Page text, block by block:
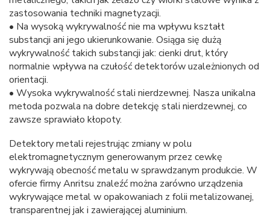
zastosowania techniki magnetyzacji.
• Na wysoką wykrywalność nie ma wpływu kształt
substancji ani jego ukierunkowanie. Osiąga się dużą
wykrywalność takich substancji jak: cienki drut, który
normalnie wpływa na czułość detektorów uzależnionych od
orientacji.
• Wysoka wykrywalność stali nierdzewnej. Nasza unikalna
metoda pozwala na dobre detekcję stali nierdzewnej, co
zawsze sprawiało kłopoty.
Detektory metali rejestrując zmiany w polu
elektromagnetycznym generowanym przez cewkę
wykrywają obecność metalu w sprawdzanym produkcie. W
ofercie firmy Anritsu znaleźć można zarówno urządzenia
wykrywające metal w opakowaniach z folii metalizowanej,
transparentnej jak i zawierającej aluminium.